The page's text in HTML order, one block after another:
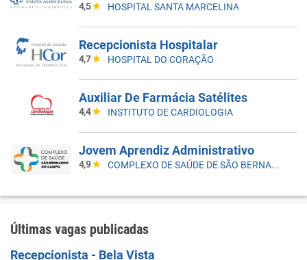
4,5 HOSPITAL SANTA MARCELINA
Recepcionista Hospitalar
4,7 HOSPITAL DO CORAÇÃO
Auxiliar De Farmácia Satélites
4,4 INSTITUTO DE CARDIOLOGIA
Jovem Aprendiz Administrativo
4,9 COMPLEXO DE SAÚDE DE SÃO BERNARDO DO CAMPO
Últimas vagas publicadas
Recepcionista - Bela Vista